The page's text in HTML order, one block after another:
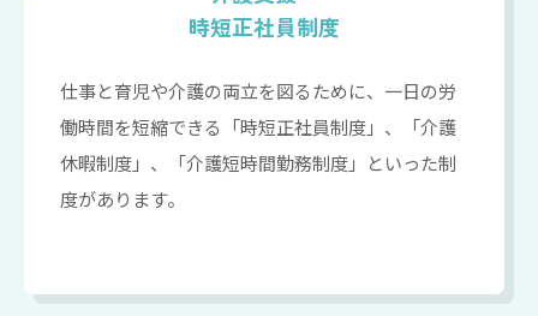
時短正社員制度
仕事と育児や介護の両立を図るために、一日の労
働時間を短縮できる「時短正社員制度」、「介護
休暇制度」、「介護短時間勤務制度」といった制
度があります。